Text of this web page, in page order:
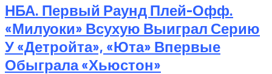
НБА. Первый Раунд Плей-Офф.
«Милуоки» Всухую Выиграл Серию
У «Детройта», «Юта» Впервые
Обыграла «Хьюстон»